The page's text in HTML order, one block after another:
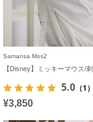
Samansa Mos2
5.0 （1）
¥3,850